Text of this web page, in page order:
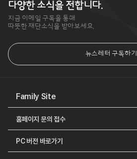
다양한 소식을 전합니다.
지금 이메일 구독을 통해
따뜻한 재단소식을 받아보세요.
뉴스레터 구독하기
Family Site
홈페이지 문의 접수
PC 버전 바로가기